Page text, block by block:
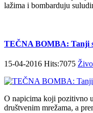
lažima i bombarduju
TEČNA BOMBA: Tanji
15-04-2016 Hits:7075
O napicima koji pozitivno
društvenim mrežama, a